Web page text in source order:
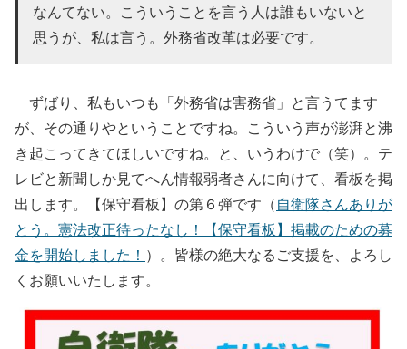
なんてない。こういうことを言う人は誰もいないと
思うが、私は言う。外務省改革は必要です。
ずばり、私もいつも「外務省は害務省」と言うてます
が、その通りやということですね。こういう声が澎湃と沸
き起こってきてほしいですね。と、いうわけで（笑）。テ
レビと新聞しか見てへん情報弱者さんに向けて、看板を掲
出します。【保守看板】の第６弾です（自衛隊さんありが
とう。憲法改正待ったなし！【保守看板】掲載のための募
金を開始しました！ ）。皆様の絶大なるご支援を、よろし
くお願いいたします。